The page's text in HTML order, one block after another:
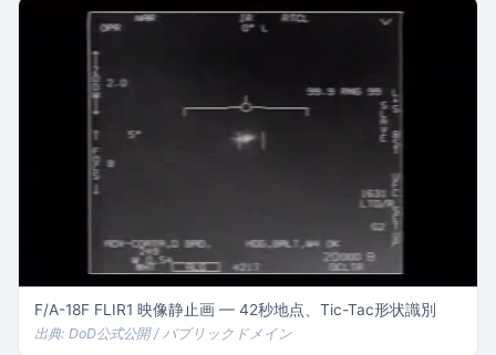
F/A-18F FLIR1 映像静止画 — 42秒地点、Tic-Tac形状識別
出典: DoD公式公開 / パブリックドメイン